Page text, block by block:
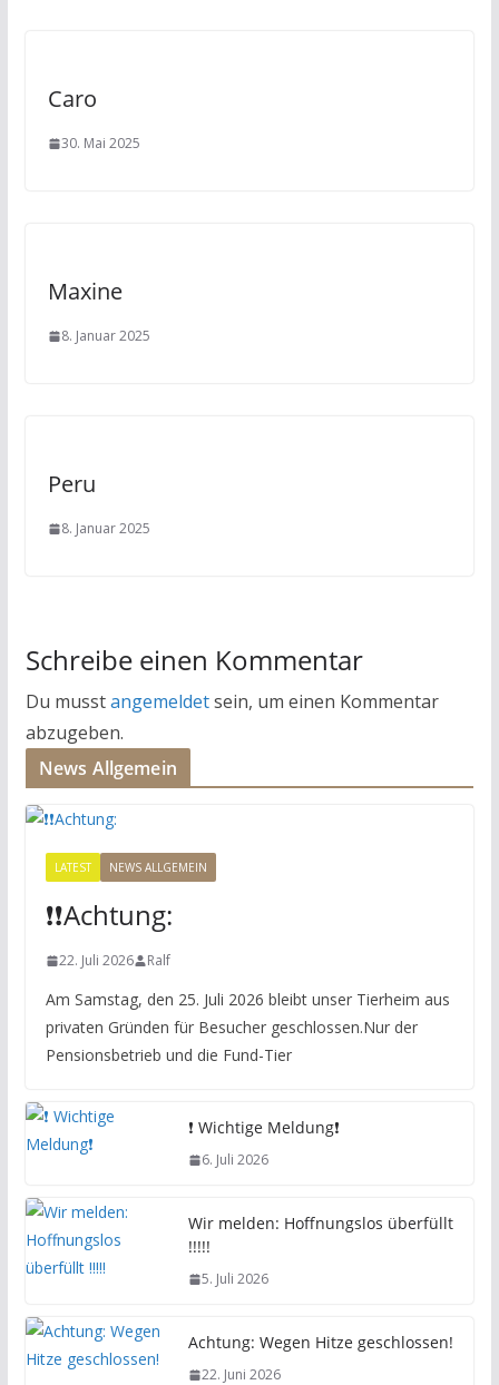
Caro
30. Mai 2025
Maxine
8. Januar 2025
Peru
8. Januar 2025
Schreibe einen Kommentar
Du musstangemeldetsein, um einen Kommentar
abzugeben.
News Allgemein
LATEST NEWS ALLGEMEIN
❗️❗️Achtung:
22. Juli 2026 Ralf
Am Samstag, den 25. Juli 2026 bleibt unser Tierheim aus
privaten Gründen für Besucher geschlossen.Nur der
Pensionsbetrieb und die Fund-Tier
❗️ Wichtige Meldung❗️
6. Juli 2026
Wir melden: Hoffnungslos überfüllt
!!!!!
5. Juli 2026
Achtung: Wegen Hitze geschlossen!
22. Juni 2026